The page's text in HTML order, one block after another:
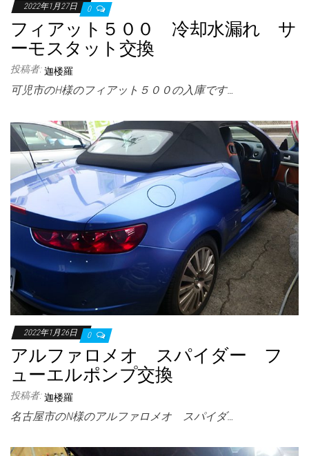
2022年1月27日 0
フィアット５００ 冷却水漏れ サ
ーモスタット交換
投稿者: 迦楼羅
可児市のH様のフィアット５００の入庫です…
2022年1月26日 0
アルファロメオ スパイダー フ
ューエルポンプ交換
投稿者: 迦楼羅
名古屋市のN様のアルファロメオ スパイダ…